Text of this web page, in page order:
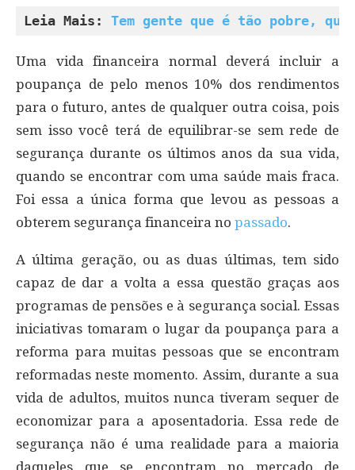
Leia Mais: Tem gente que é tão pobre,
Uma vida financeira normal deverá incluir a
poupança de pelo menos 10% dos rendimentos
para o futuro, antes de qualquer outra coisa, pois
sem isso você terá de equilibrar-se sem rede de
segurança durante os últimos anos da sua vida,
quando se encontrar com uma saúde mais fraca.
Foi essa a única forma que levou as pessoas a
obterem segurança financeira no passado.
A última geração, ou as duas últimas, tem sido
capaz de dar a volta a essa questão graças aos
programas de pensões e à segurança social. Essas
iniciativas tomaram o lugar da poupança para a
reforma para muitas pessoas que se encontram
reformadas neste momento. Assim, durante a sua
vida de adultos, muitos nunca tiveram sequer de
economizar para a aposentadoria. Essa rede de
segurança não é uma realidade para a maioria
daqueles que se encontram no mercado de